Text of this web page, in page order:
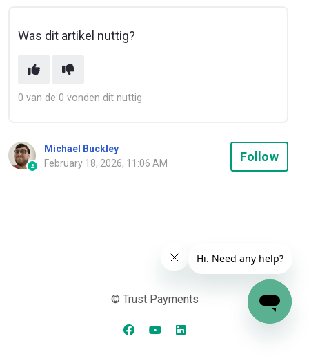
Was dit artikel nuttig?
0 van de 0 vonden dit nuttig
Michael Buckley
February 18, 2026, 11:06 AM
Follow
© Trust Payments